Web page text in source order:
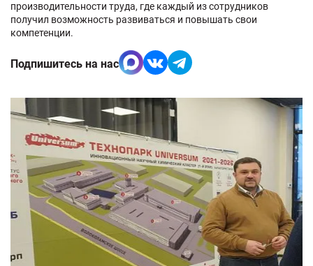
производительности труда, где каждый из сотрудников
получил возможность развиваться и повышать свои
компетенции.
Подпишитесь на нас